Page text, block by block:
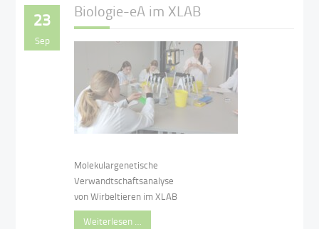
23
Sep
Biologie-eA im XLAB
Molekulargenetische
Verwandtschaftsanalyse
von Wirbeltieren im XLAB
Weiterlesen …